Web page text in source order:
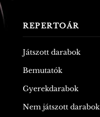
REPERTOÁR
Játszott darabok
Bemutatók
Gyerekdarabok
Nem játszott darabok